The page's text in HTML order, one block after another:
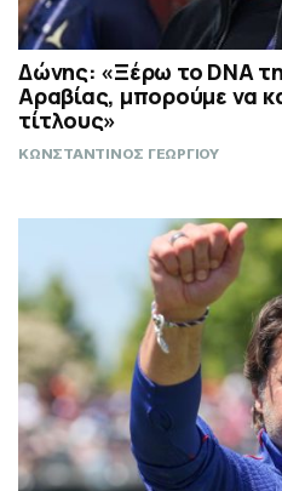
Δώνης: «Ξέρω το DNA
Αραβίας, μπορούμε να
τίτλους»
ΚΩΝΣΤΑΝΤΙΝΟΣ ΓΕΩΡΓΙΟΥ